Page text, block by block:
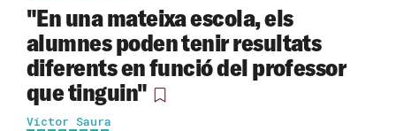
"En una mateixa escola, els
alumnes poden tenir resultats
diferents en funció del professor
que tinguin"
Víctor Saura